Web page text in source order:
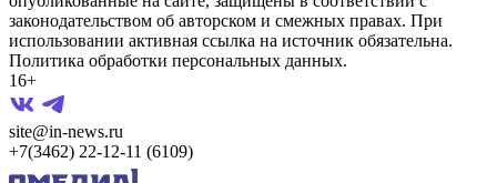
законодательством об авторском и смежных правах. При
использовании активная ссылка на источник обязательна.
Политика обработки персональных данных.
16+
site@in-news.ru
+7(3462) 22-12-11 (6109)